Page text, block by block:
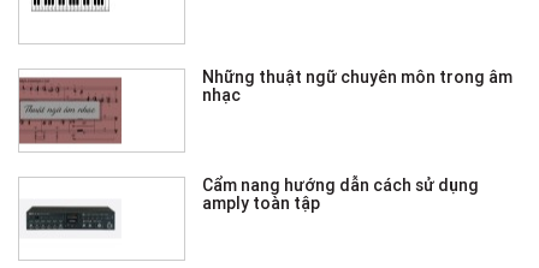
Những thuật ngữ chuyên môn trong âm
nhạc
Cẩm nang hướng dẫn cách sử dụng
amply toàn tập